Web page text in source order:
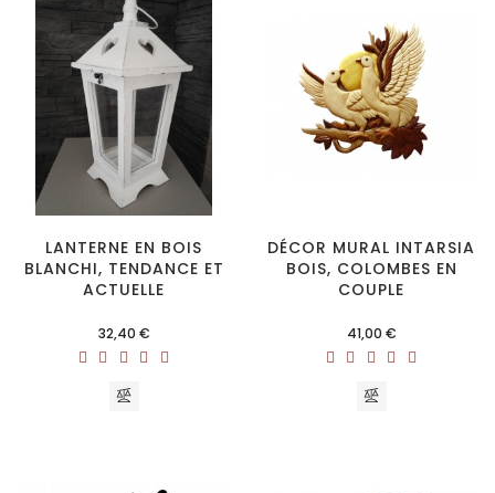
LANTERNE EN BOIS
BLANCHI, TENDANCE ET
ACTUELLE
Prix
32,40 €
DÉCOR MURAL INTARSIA
BOIS, COLOMBES EN
COUPLE
Prix
41,00 €